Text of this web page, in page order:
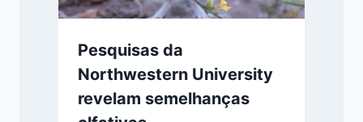
Pesquisas da
Northwestern University
revelam semelhanças